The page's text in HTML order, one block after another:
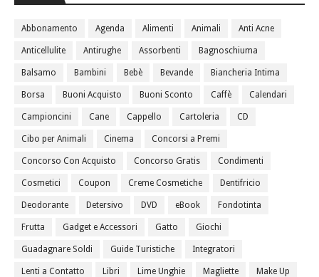
Abbonamento Agenda Alimenti Animali Anti Acne
Anticellulite Antirughe Assorbenti Bagnoschiuma
Balsamo Bambini Bebè Bevande Biancheria Intima
Borsa Buoni Acquisto Buoni Sconto Caffè Calendari
Campioncini Cane Cappello Cartoleria CD
Cibo per Animali Cinema Concorsi a Premi
Concorso Con Acquisto Concorso Gratis Condimenti
Cosmetici Coupon Creme Cosmetiche Dentifricio
Deodorante Detersivo DVD eBook Fondotinta
Frutta Gadget e Accessori Gatto Giochi
Guadagnare Soldi Guide Turistiche Integratori
Lenti a Contatto Libri Lime Unghie Magliette Make Up